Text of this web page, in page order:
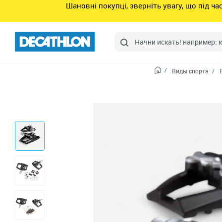
Шановні покупці, зверніть увагу, що під
Виды спорта